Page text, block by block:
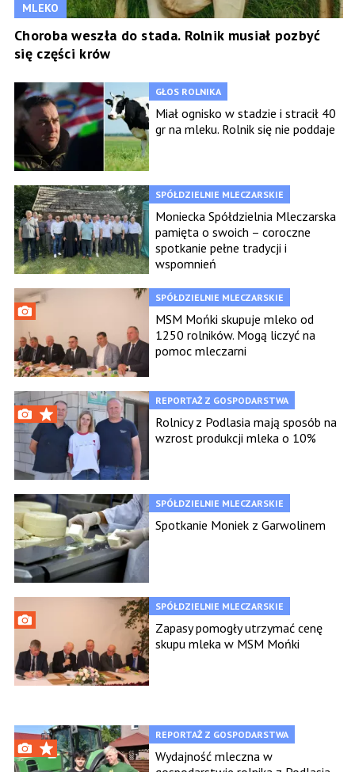
MLEKO
Choroba weszła do stada. Rolnik musiał pozbyć
się części krów
GŁOS ROLNIKA
Miał ognisko w stadzie i stracił 40
gr na mleku. Rolnik się nie poddaje
SPÓŁDZIELNIE MLECZARSKIE
Moniecka Spółdzielnia Mleczarska
pamięta o swoich – coroczne
spotkanie pełne tradycji i
wspomnień
SPÓŁDZIELNIE MLECZARSKIE
MSM Mońki skupuje mleko od
1250 rolników. Mogą liczyć na
pomoc mleczarni
REPORTAŻ Z GOSPODARSTWA
Rolnicy z Podlasia mają sposób na
wzrost produkcji mleka o 10%
SPÓŁDZIELNIE MLECZARSKIE
Spotkanie Moniek z Garwolinem
SPÓŁDZIELNIE MLECZARSKIE
Zapasy pomogły utrzymać cenę
skupu mleka w MSM Mońki
REPORTAŻ Z GOSPODARSTWA
Wydajność mleczna w